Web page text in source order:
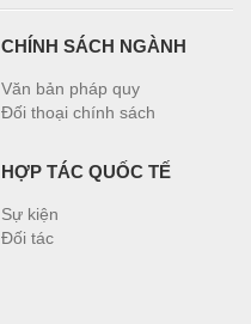
CHÍNH SÁCH NGÀNH
Văn bản pháp quy
Đối thoại chính sách
HỢP TÁC QUỐC TẾ
Sự kiện
Đối tác